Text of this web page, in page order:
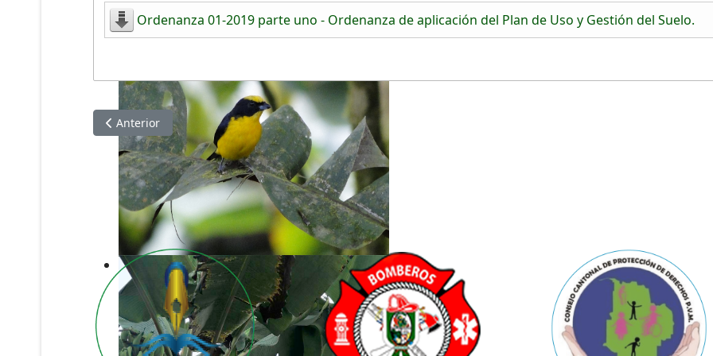
Ordenanza 01-2019 parte uno - Ordenanza de aplicación del Plan de Uso y Gestión del Suelo.
Artículo anterior: Ordenanzas aprobadas el año 2020
Anterior